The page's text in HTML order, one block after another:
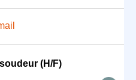
(H/F)